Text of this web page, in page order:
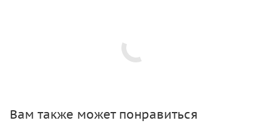
Вам также может понравиться